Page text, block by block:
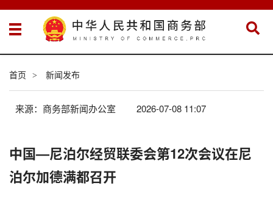
首页 > 新闻发布
来源：商务部新闻办公室 2026-07-08 11:07
中国—尼泊尔经贸联委会第12次会议在尼
泊尔加德满都召开